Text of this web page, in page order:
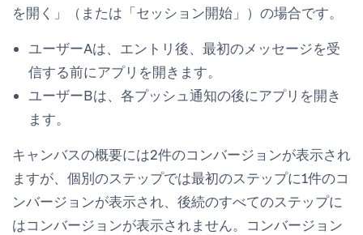
を開く」（または「セッション開始」）の場合です。
ユーザーAは、エントリ後、最初のメッセージを受
信する前にアプリを開きます。
ユーザーBは、各プッシュ通知の後にアプリを開き
ます。
キャンバスの概要には2件のコンバージョンが表示され
ますが、個別のステップでは最初のステップに1件のコ
ンバージョンが表示され、後続のすべてのステップに
はコンバージョンが表示されません。コンバージョン